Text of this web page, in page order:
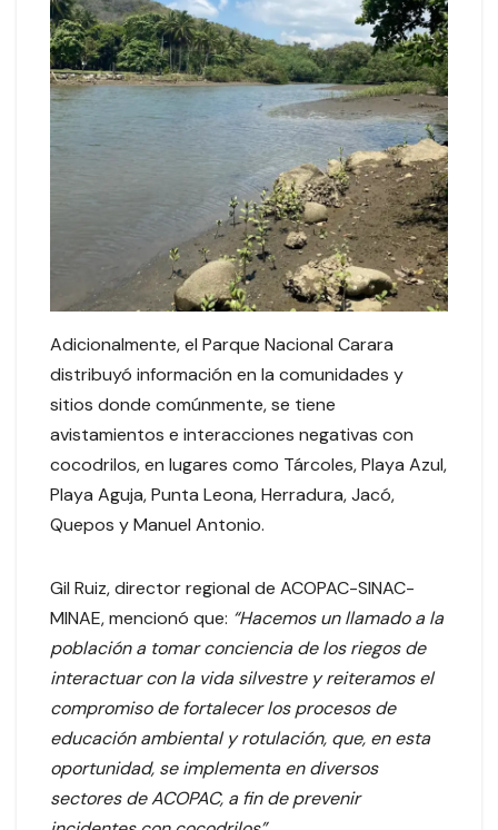
Adicionalmente, el Parque Nacional Carara
distribuyó información en la comunidades y
sitios donde comúnmente, se tiene
avistamientos e interacciones negativas con
cocodrilos, en lugares como Tárcoles, Playa Azul,
Playa Aguja, Punta Leona, Herradura, Jacó,
Quepos y Manuel Antonio.
Gil Ruiz, director regional de ACOPAC-SINAC-
MINAE, mencionó que: “Hacemos un llamado a la
población a tomar conciencia de los riegos de
interactuar con la vida silvestre y reiteramos el
compromiso de fortalecer los procesos de
educación ambiental y rotulación, que, en esta
oportunidad, se implementa en diversos
sectores de ACOPAC, a fin de prevenir